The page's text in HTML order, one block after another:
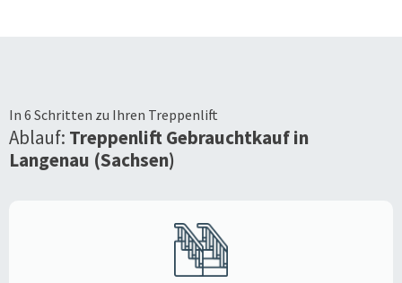
In 6 Schritten zu Ihren Treppenlift
Ablauf: Treppenlift Gebrauchtkauf in
Langenau (Sachsen)